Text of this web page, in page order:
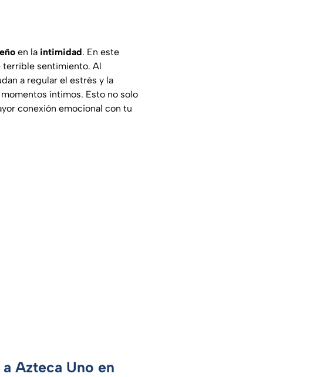
en la intimidad. En este
terrible sentimiento. Al
a regular el estrés y la
íntimos. Esto no solo
conexión emocional con tu
Azteca Uno en